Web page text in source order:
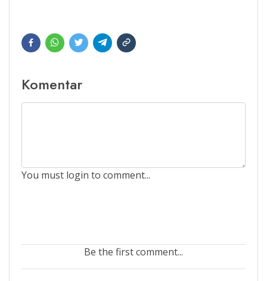
Komentar
You must login to comment...
Be the first comment...